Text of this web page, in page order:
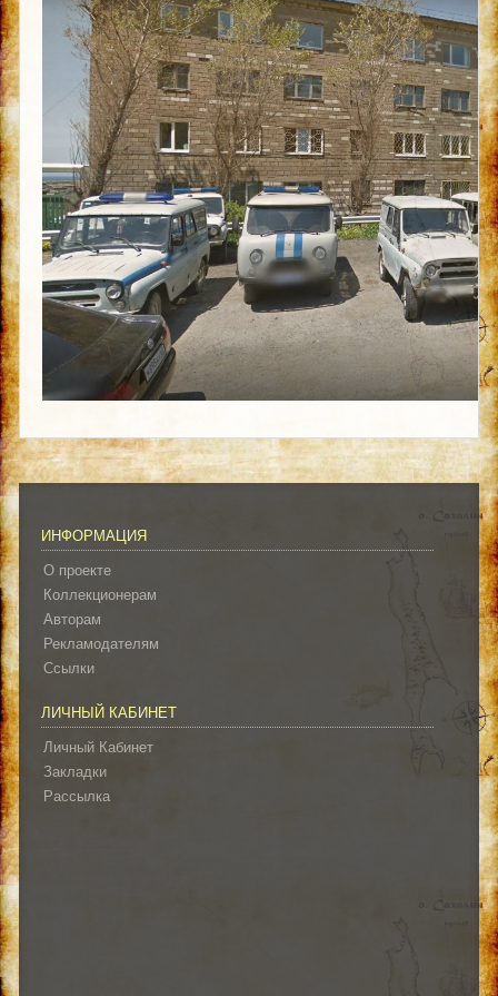
ИНФОРМАЦИЯ
О проекте
Коллекционерам
Авторам
Рекламодателям
Ссылки
ЛИЧНЫЙ КАБИНЕТ
Личный Кабинет
Закладки
Рассылка